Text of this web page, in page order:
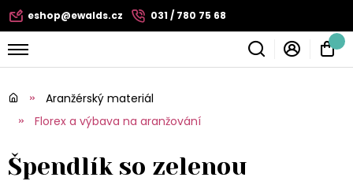
eshop@ewalds.cz 031 / 780 75 68
Aranžérský materiál
Florex a výbava na aranžování
Špendlík so zelenou